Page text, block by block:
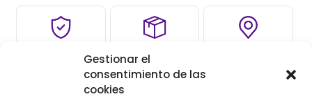
Gestionar el
consentimiento de las
cookies